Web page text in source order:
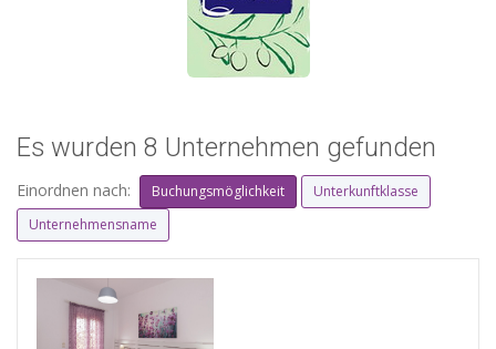
Es wurden 8 Unternehmen gefunden
Einordnen nach: Buchungsmöglichkeit
Unterkunftklasse
Unternehmensname